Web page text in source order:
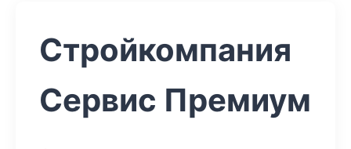
Стройкомпания
Сервис Премиум